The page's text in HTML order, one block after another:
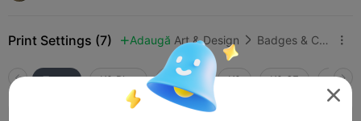
Print Settings (7)  Adaugă Art & Design  Badges & Coins 
Toate K2 Plus K2 Pro K2 K2 SE
